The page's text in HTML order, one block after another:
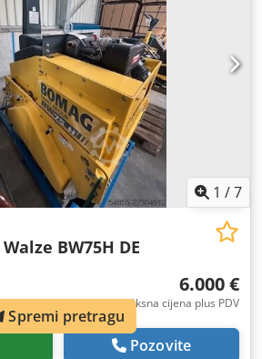
1 /7
BW75H DE
6.000 €
fiksna cijena plus PDV
Pozovite
Spremi pretragu